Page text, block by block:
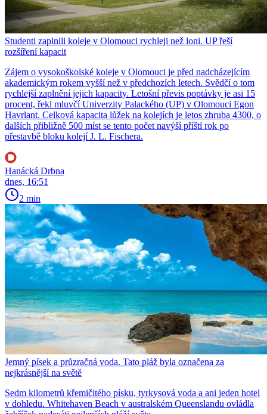
Studenti zaplnili koleje v Olomouci rychleji než loni. UP řeší
rozšíření kapacit
Zájem o vysokoškolské koleje v Olomouci je před nadcházejícím
akademickým rokem vyšší než v předchozích letech. Svědčí o tom
rychlejší zaplnění jejich kapacity. Letošní převis poptávky je asi 15
procent, řekl mluvčí Univerzity Palackého (UP) v Olomouci Egon
Havrlant. Celková kapacita lůžek na kolejích je letos zhruba 4300, o
dalších přibližně 500 míst se tento počet navýší příští rok po
přestavbě bloku kolejí J. L. Fischera.
Hanácká Drbna
dnes, 16:51
2 min
Jemný písek a průzračná voda. Tato pláž byla označena za
nejkrásnější na světě
Sedm kilometrů křemičitého písku, tyrkysová voda a ani jeden hotel
v dohledu. Whitehaven Beach v australském Queenslandu ovládla